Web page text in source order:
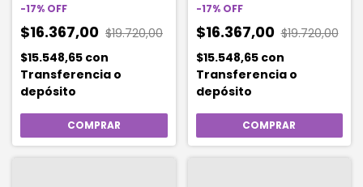
-17% OFF
$16.367,00 $19.720,00
$15.548,65 con
Transferencia o
depósito
-17% OFF
$16.367,00 $19.720,00
$15.548,65 con
Transferencia o
depósito